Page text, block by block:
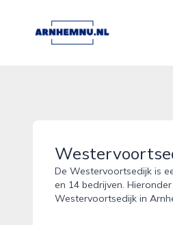
arnhemnu.nl
De Westervoortsedijk is
en 14 bedrijven.
Westervoortsedijk in